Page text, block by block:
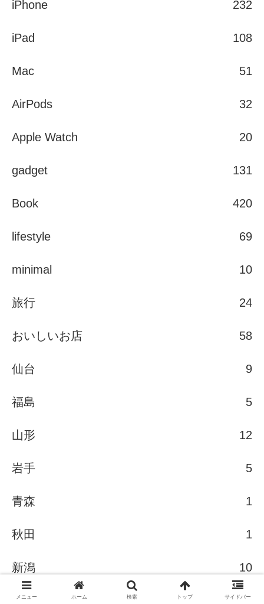
iPhone 232
iPad 108
Mac 51
AirPods 32
Apple Watch 20
gadget 131
Book 420
lifestyle 69
minimal 10
旅行 24
おいしいお店 58
仙台 9
福島 5
山形 12
岩手 5
青森 1
秋田 1
新潟 10
佐渡 5
メニュー ホーム 検索 トップ サイドバー